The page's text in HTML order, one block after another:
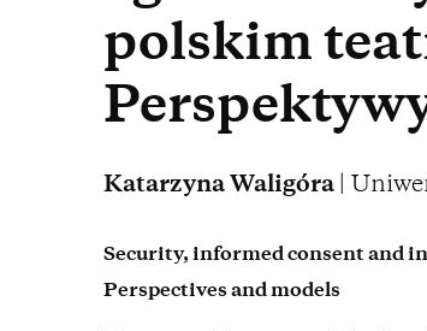
polskim
Katarzyna Waligóra |
Security, informed consent and
Perspectives and models